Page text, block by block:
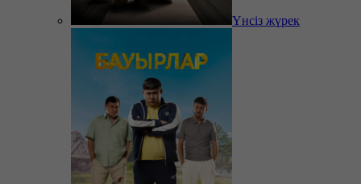
Үнсіз жүрек